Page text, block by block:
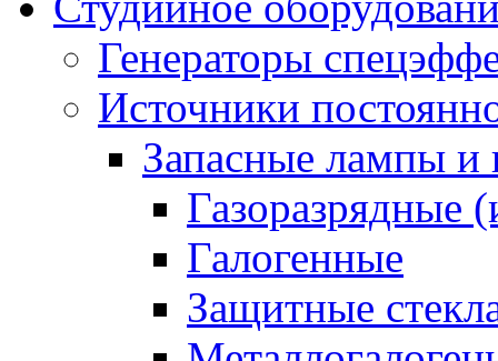
Генераторы
Источники
Запасные лампы и
Газоразрядные
Галогенные
Защитные